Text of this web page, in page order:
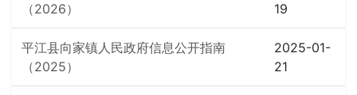
（2026）
19
平江县向家镇人民政府信息公开指南
（2025）
2025-01-
21